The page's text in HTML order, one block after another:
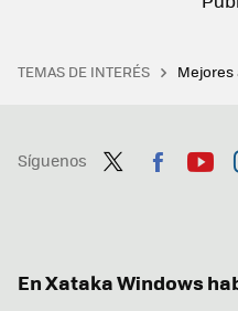
TEMAS DE INTERÉS Mejores
Síguenos
En Xataka Windows